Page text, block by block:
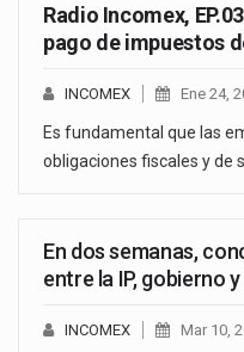
Radio Incomex,
pago de impuestos
INCOMEX Ene 24,
Es fundamental que las
obligaciones fiscales y de
En dos semanas,
entre la IP, gobierno
INCOMEX Mar 10,